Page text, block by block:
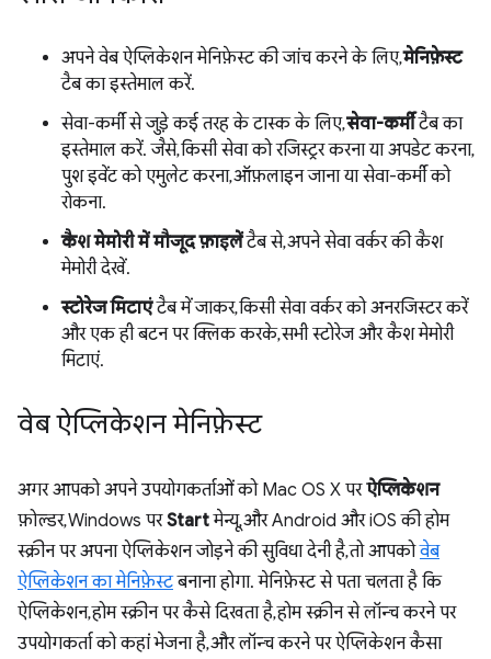
अपने वेब ऐप्लिकेशन मेनिफ़ेस्ट की जांच करने के लिए,मेनिफ़ेस्ट
टैब का इस्तेमाल करें.
सेवा-कर्मी से जुड़े कई तरह के टास्क के लिए,सेवा-कर्मीटैब का
इस्तेमाल करें. जैसे, किसी सेवा को रजिस्ट्रर करना या अपडेट करना,
पुश इवेंट को एमुलेट करना, ऑफ़लाइन जाना या सेवा-कर्मी को
रोकना.
कैश मेमोरी में मौजूद फ़ाइलेंटैब से, अपने सेवा वर्कर की कैश
मेमोरी देखें.
स्टोरेज मिटाएंटैब में जाकर, किसी सेवा वर्कर को अनरजिस्टर करें
और एक ही बटन पर क्लिक करके, सभी स्टोरेज और कैश मेमोरी
मिटाएं.
वेब ऐप्लिकेशन मेनिफ़ेस्ट
अगर आपको अपने उपयोगकर्ताओं को Mac OS X परऐप्लिकेशन
फ़ोल्डर, Windows परStartमेन्यू, और Android और iOS की होम
स्क्रीन पर अपना ऐप्लिकेशन जोड़ने की सुविधा देनी है, तो आपकोवेब
ऐप्लिकेशन का मेनिफ़ेस्टबनाना होगा. मेनिफ़ेस्ट से पता चलता है कि
ऐप्लिकेशन, होम स्क्रीन पर कैसे दिखता है, होम स्क्रीन से लॉन्च करने पर
उपयोगकर्ता को कहां भेजना है, और लॉन्च करने पर ऐप्लिकेशन कैसा